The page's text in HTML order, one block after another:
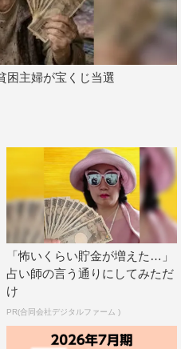
困主婦が宝くじ当選
「怖いくらい貯金が増えた…」
占い師の言う通りにしてみただ
け
PR(合同会社デジタルファーム )